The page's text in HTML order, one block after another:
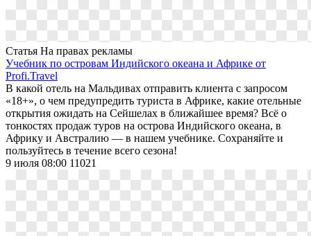
Статья На правах рекламы
Учебник по островам Индийского океана и Африке от
Profi.Travel
В какой отель на Мальдивах отправить клиента с запросом
«18+», о чем предупредить туриста в Африке, какие отельные
открытия ожидать на Сейшелах в ближайшее время? Всё о
тонкостях продаж туров на острова Индийского океана, в
Африку и Австралию — в нашем учебнике. Сохраняйте и
пользуйтесь в течение всего сезона!
9 июля 08:00 11021